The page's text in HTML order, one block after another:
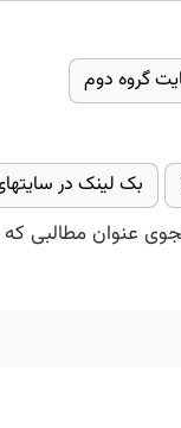
بک لینک در
عنوان مطالبی